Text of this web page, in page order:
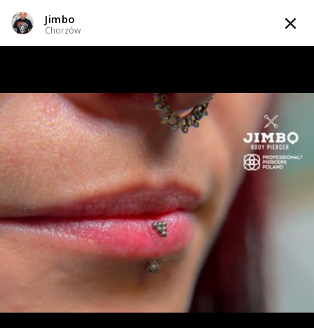
Jimbo
Chorzów
PRZEKŁUCIA KOMPOZYCJE INFO
Jimbo
Chorzów